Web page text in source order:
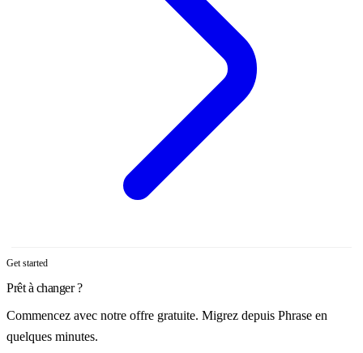
Get started
Prêt à changer ?
Commencez avec notre offre gratuite. Migrez depuis Phrase en
quelques minutes.